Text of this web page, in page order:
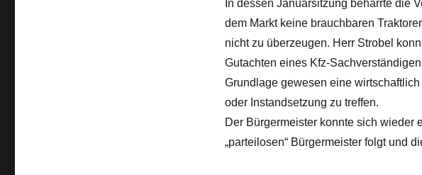
In dessen Januarsitzung beharrte die
dem Markt keine brauchbaren
nicht zu überzeugen. Herr Strobel
Gutachten eines Kfz-
Grundlage gewesen eine
oder Instandsetzung zu treffen.
Der Bürgermeister konnte sich wieder
„parteilosen“ Bürgermeister folgt und